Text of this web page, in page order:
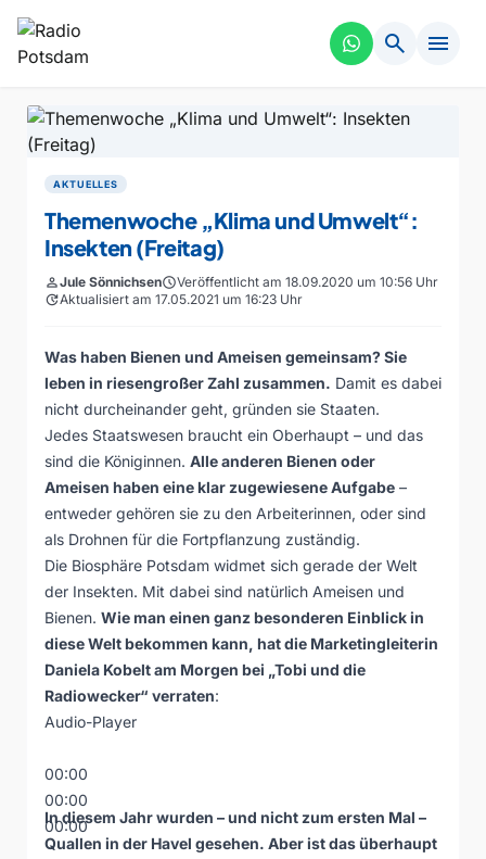
search menu
AKTUELLES
Themenwoche „Klima und Umwelt“:
Insekten (Freitag)
personJule SönnichsenscheduleVeröffentlicht am 18.09.2020 um 10:56 Uhr
updateAktualisiert am 17.05.2021 um 16:23 Uhr
Was haben Bienen und Ameisen gemeinsam? Sie
leben in riesengroßer Zahl zusammen. Damit es dabei
nicht durcheinander geht, gründen sie Staaten.
Jedes Staatswesen braucht ein Oberhaupt – und das
sind die Königinnen. Alle anderen Bienen oder
Ameisen haben eine klar zugewiesene Aufgabe –
entweder gehören sie zu den Arbeiterinnen, oder sind
als Drohnen für die Fortpflanzung zuständig.
Die Biosphäre Potsdam widmet sich gerade der Welt
der Insekten. Mit dabei sind natürlich Ameisen und
Bienen. Wie man einen ganz besonderen Einblick in
diese Welt bekommen kann, hat die Marketingleiterin
Daniela Kobelt am Morgen bei „Tobi und die
Radiowecker“ verraten:
Audio-Player
00:00
00:00
00:00
In diesem Jahr wurden – und nicht zum ersten Mal –
Quallen in der Havel gesehen. Aber ist das überhaupt